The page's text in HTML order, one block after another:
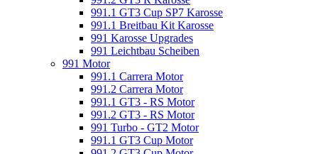
991.1 GT3 Cup SP7 Karosse
991.1 Breitbau Kit Karosse
991 Karosse Upgrades
991 Leichtbau Scheiben
991 Motor
991.1 Carrera Motor
991.2 Carrera Motor
991.1 GT3 - RS Motor
991.2 GT3 - RS Motor
991 Turbo - GT2 Motor
991.1 GT3 Cup Motor